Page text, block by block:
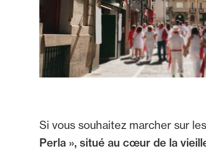
Si vous souhaitez marcher sur
Perla », situé au cœur de la